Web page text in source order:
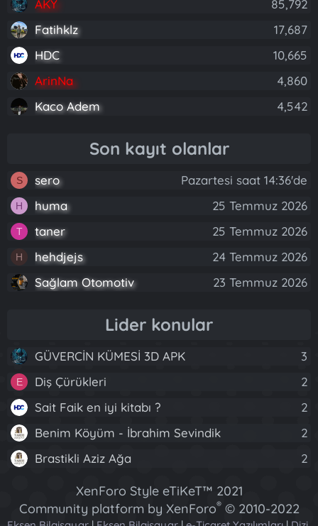
AKY
85,792
Fatihklz
17,687
HDC
10,665
ArinNa
4,860
Kaco Adem
4,542
Son kayıt olanlar
S sero Pazartesi saat 14:36'de
H huma 25 Temmuz 2026
T taner 25 Temmuz 2026
H hehdjejs
24 Temmuz 2026
Sağlam Otomotiv
23 Temmuz 2026
Lider konular
GÜVERCİN KÜMESİ 3D APK 3
E Diş Çürükleri
2
Sait Faik en iyi kitabı ?
2
Benim Köyüm - İbrahim Sevindik
2
Brastikli Aziz Ağa
2
XenForo Style eTiKeT™ 2021
Community platform by XenForo® © 2010-2022